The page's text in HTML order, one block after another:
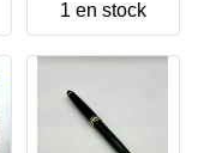
1 en stock